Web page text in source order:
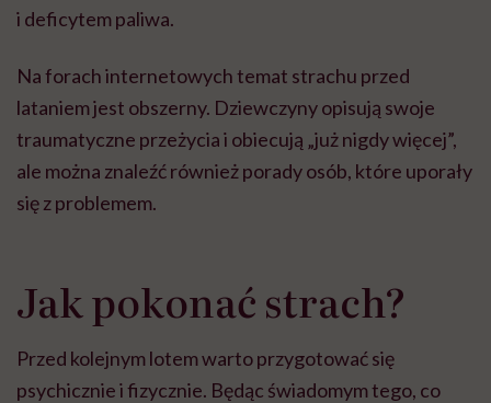
i deficytem paliwa.
Na forach internetowych temat strachu przed
lataniem jest obszerny. Dziewczyny opisują swoje
traumatyczne przeżycia i obiecują „już nigdy więcej”,
ale można znaleźć również porady osób, które uporały
się z problemem.
Jak pokonać strach?
Przed kolejnym lotem warto przygotować się
psychicznie i fizycznie. Będąc świadomym tego, co